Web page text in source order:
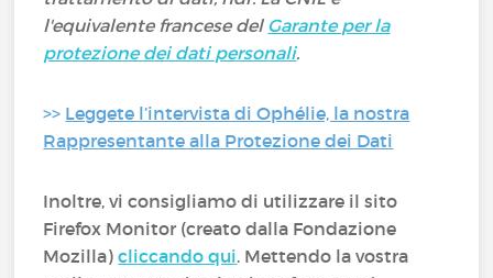
l'equivalente francese del Garante per la
protezione dei dati personali.
>> Leggete l’intervista di Ophélie, la nostra
Rappresentante alla Protezione dei Dati
Inoltre, vi consigliamo di utilizzare il sito
Firefox Monitor (creato dalla Fondazione
Mozilla)cliccando qui. Mettendo la vostra